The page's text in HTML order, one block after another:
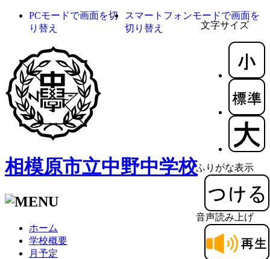
文字サイズ
ふりがな表示
音声読み上げ
PCモードで画面を切
り替え
スマートフォンモードで画面を
切り替え
相模原市立中野中学校
ホーム
学校概要
月予定